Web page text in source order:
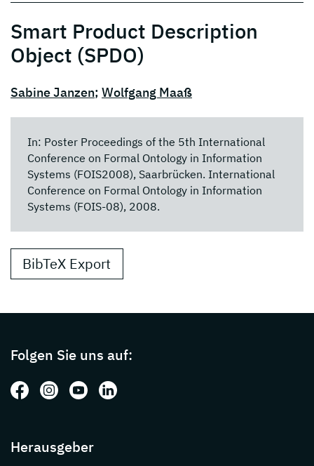
Smart Product Description
Object (SPDO)
Sabine Janzen; Wolfgang Maaß
In: Poster Proceedings of the 5th International
Conference on Formal Ontology in Information
Systems (FOIS2008), Saarbrücken. International
Conference on Formal Ontology in Information
Systems (FOIS-08), 2008.
BibTeX Export
Folgen Sie uns auf:
Folgen Sie uns auf: Facebook
Folgen Sie uns auf: Instagram
Folgen Sie uns auf: Youtube
Folgen Sie uns auf: LinkedIn
Herausgeber